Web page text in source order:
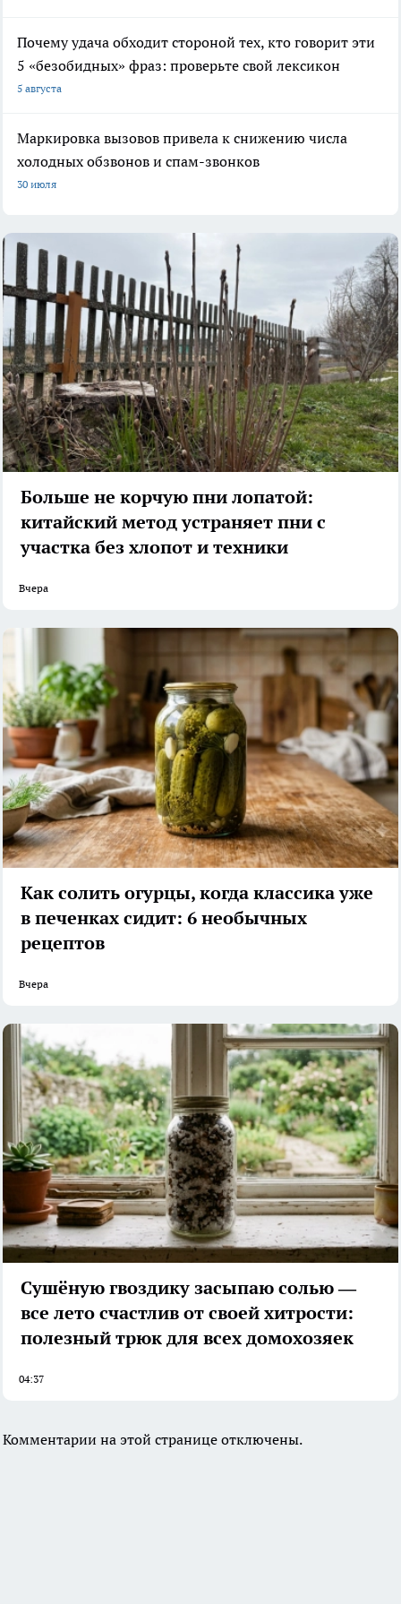
Почему удача обходит стороной тех, кто говорит эти
5 «безобидных» фраз: проверьте свой лексикон
5 августа
Маркировка вызовов привела к снижению числа
холодных обзвонов и спам-звонков
30 июля
Больше не корчую пни лопатой:
китайский метод устраняет пни с
участка без хлопот и техники
Вчера
Как солить огурцы, когда классика уже
в печенках сидит: 6 необычных
рецептов
Вчера
Сушёную гвоздику засыпаю солью —
все лето счастлив от своей хитрости:
полезный трюк для всех домохозяек
04:37
Комментарии на этой странице отключены.